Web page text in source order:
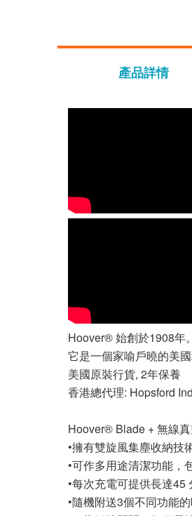
產品詳情
Hoover® 始創於1908年。
它是一個家喻戶曉的美
美國原裝行貨, 2年保養
香港總代理: Hopsford
Hoover® Blade + 無線
•擁有雙旋風集塵收納
•可作多用途清潔功能，
•每次充電可提供長達45
•隨機附送3個不同功能